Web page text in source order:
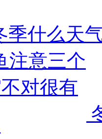
季什么天